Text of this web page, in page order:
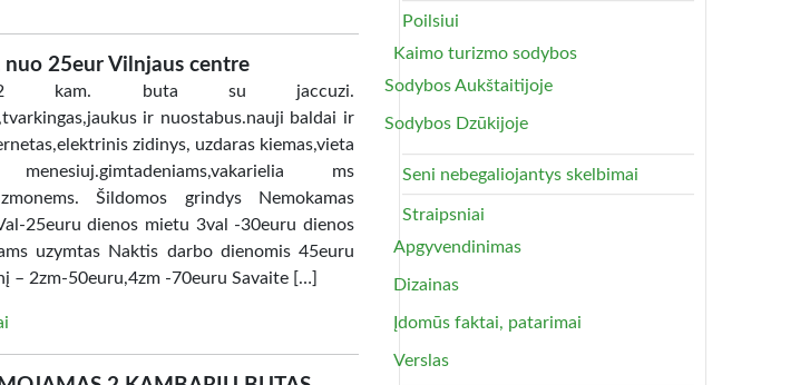
nuo 25eur Vilnjaus centre
2 kam. buta su jaccuzi.
ir nuostabus.nauji baldai ir
zidinys, uzdaras kiemas,vieta
menesiuj.gimtadeniams,vakarielia ms
Šildomos grindys Nemokamas
25euru dienos mietu 3val -30euru dienos
uzymtas Naktis darbo dienomis 45euru
– 2zm-50euru,4zm -70euru Savaite […]
Poilsiui
Kaimo turizmo sodybos
Sodybos Aukštaitijoje
Sodybos Dzūkijoje
Seni nebegaliojantys skelbimai
Straipsniai
Apgyvendinimas
Dizainas
Įdomūs faktai, patarimai
Verslas